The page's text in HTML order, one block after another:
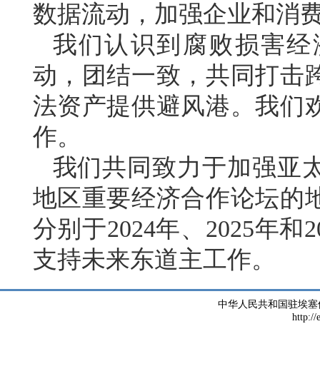
数据流动，加强企业和消
我们认识到腐败损害
动，团结一致，共同打击
法资产提供避风港。我们
作。
我们共同致力于加强亚
地区重要经济合作论坛的
分别于2024年、2025年
支持未来东道主工作。
中华人民共和国驻埃
http://